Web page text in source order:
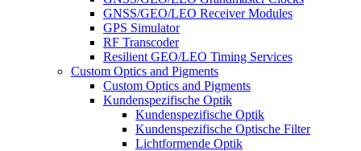
GNSS/GEO/LEO Receiver Modules
GPS Simulator
RF Transcoder
Resilient GEO/LEO Timing Services
Custom Optics and Pigments
Custom Optics and Pigments
Kundenspezifische Optik
Kundenspezifische Optik
Kundenspezifische Optische Filter
Lichtformende Optik